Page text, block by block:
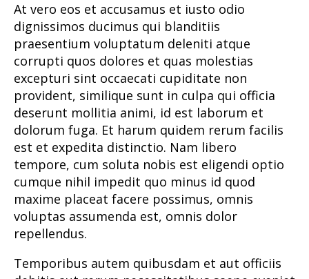
At vero eos et accusamus et iusto odio
dignissimos ducimus qui blanditiis
praesentium voluptatum deleniti atque
corrupti quos dolores et quas molestias
excepturi sint occaecati cupiditate non
provident, similique sunt in culpa qui officia
deserunt mollitia animi, id est laborum et
dolorum fuga. Et harum quidem rerum facilis
est et expedita distinctio. Nam libero
tempore, cum soluta nobis est eligendi optio
cumque nihil impedit quo minus id quod
maxime placeat facere possimus, omnis
voluptas assumenda est, omnis dolor
repellendus.
Temporibus autem quibusdam et aut officiis